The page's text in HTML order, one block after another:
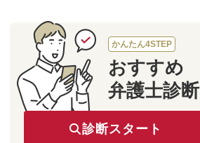
かんたん4STEP
おすすめ
弁護士診断
診断スタート